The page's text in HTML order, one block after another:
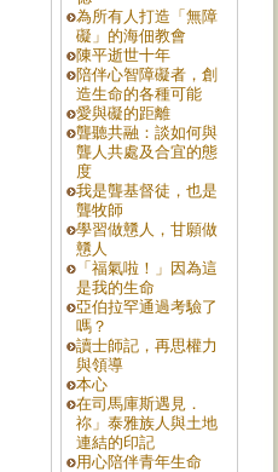
為所有人打造「無障
礙」的海佃教會
陳平逝世十年
陪伴心智障礙者，創
造生命的各種可能
愛與礙的距離
聾聽共融：談如何與
聾人共處及合宜的態
度
我是聾基督徒，也是
聾牧師
學習做戇人，甘願做
戇人
「福氣啦！」因為這
是我的生命
亞伯拉罕通過考驗了
嗎？
讀士師記，再思權力
與領導
本心
在司馬庫斯遇見．
祢」泰雅族人與土地
連結的印記
用心陪伴青年生命